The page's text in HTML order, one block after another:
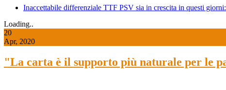
Inaccettabile differenziale TTF PSV sia in crescita in questi
Loading..
20
Apr, 2020
"La carta è il supporto più naturale per le